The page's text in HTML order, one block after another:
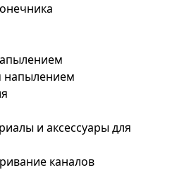
напылением
и аксессуары для
каналов